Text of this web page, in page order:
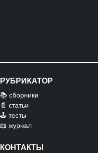
РУБРИКАТОР
📚 сборники
📄 статьи
🕹️ тесты
📖 журнал
КОНТАКТЫ